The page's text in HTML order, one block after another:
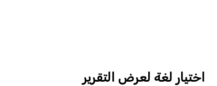
اختيار لغة لعرض التقرير